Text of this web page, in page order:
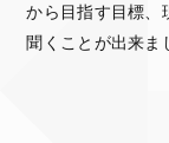
から目指す目標、
聞くことが出来ま